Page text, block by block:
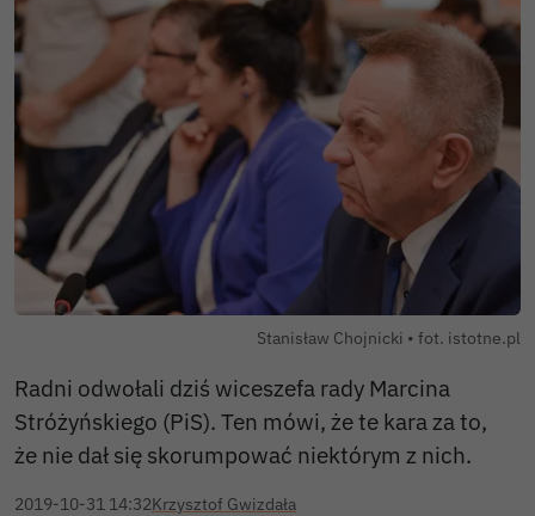
Stanisław Chojnicki • fot. istotne.pl
Radni odwołali dziś wiceszefa rady Marcina
Stróżyńskiego (PiS). Ten mówi, że te kara za to,
że nie dał się skorumpować niektórym z nich.
2019-10-31 14:32Krzysztof Gwizdała